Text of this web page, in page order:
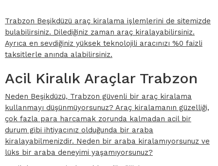
Trabzon Beşikdüzü araç kiralama işlemlerini de sitemizde
bulabilirsiniz. Dilediğiniz zaman araç kiralayabilirsiniz.
Ayrıca en sevdiğiniz yüksek teknolojili aracınızı %0 faizli
taksitlerle anında alabilirsiniz.
Acil Kiralık Araçlar Trabzon
Neden Beşikdüzü, Trabzon güvenli bir araç kiralama
kullanmayı düşünmüyorsunuz? Araç kiralamanın güzelliği,
çok fazla para harcamak zorunda kalmadan acil bir
durum gibi ihtiyacınız olduğunda bir araba
kiralayabilmenizdir. Neden bir araba kiralamıyorsunuz ve
lüks bir araba deneyimi yaşamıyorsunuz?